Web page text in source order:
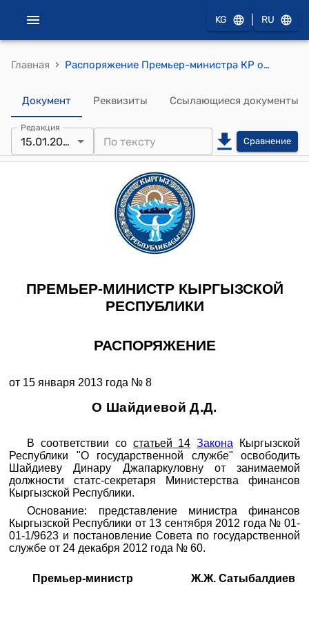
KG RU
Главная › Распоряжение Премьер-министра КР от 15 января 2013 года № 8 "О Шайдиевой Д.Д."
Документ Реквизиты Ссылающиеся документы
Редакция
15.01.2013 Сравнение